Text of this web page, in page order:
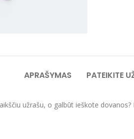
APRAŠYMAS PATEIKITE
užrašu, o galbūt ieškote